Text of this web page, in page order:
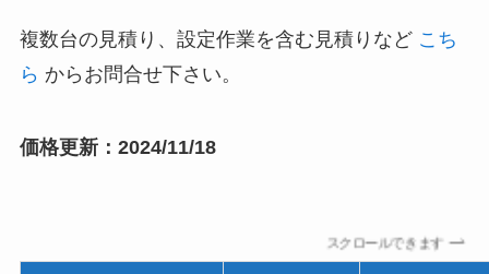
複数台の見積り、設定作業を含む見積りなど こち
ら からお問合せ下さい。
価格更新：2024/11/18
スクロールできます